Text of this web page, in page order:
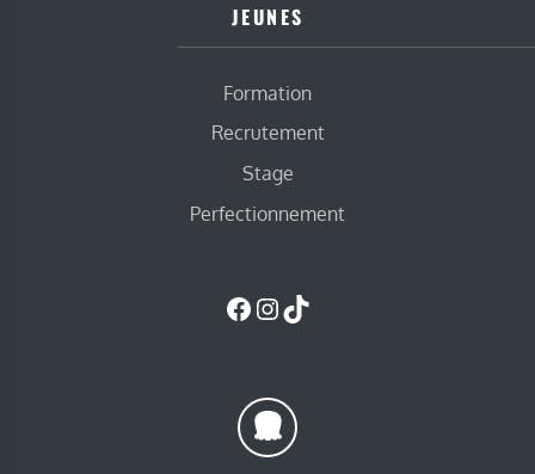
JEUNES
Formation
Recrutement
Stage
Perfectionnement
Facebook
Instagram
TikTok